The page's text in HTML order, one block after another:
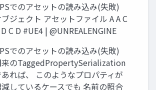
でのアセットの読み込み(失敗)
ジェクト アセットファイル A A C
C D #UE4 | @UNREALENGINE
でのアセットの読み込み(失敗)
来のTaggedPropertySerialization
れば、 このようなプロパティが
しているケースでも 名前の照合